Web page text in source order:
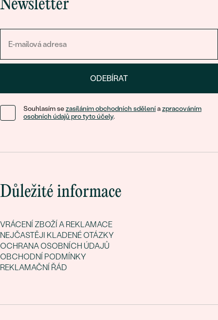
Newsletter
ODEBÍRAT
Souhlasím sezasíláním obchodních sděleníazpracováním
osobních údajů pro tyto účely.
Důležité informace
VRÁCENÍ ZBOŽÍ A REKLAMACE
NEJČASTĚJI KLADENÉ OTÁZKY
OCHRANA OSOBNÍCH ÚDAJŮ
OBCHODNÍ PODMÍNKY
REKLAMAČNÍ ŘÁD